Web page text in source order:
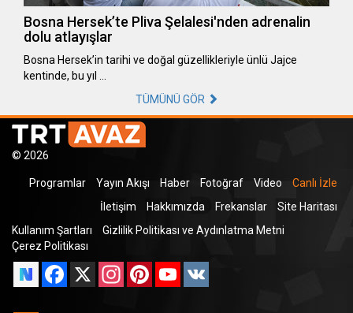
Bosna Hersek’te Pliva Şelalesi'nden adrenalin
dolu atlayışlar
Bosna Hersek’in tarihi ve doğal güzellikleriyle ünlü Jajce
kentinde, bu yıl …
TÜMÜNÜ GÖR
© 2026
Programlar Yayın Akışı Haber Fotoğraf Video
Canlı İzle
İletişim
Hakkımızda Frekanslar
Site Haritası
Kullanım Şartları
Gizlilik Politikası ve Aydınlatma Metni
Çerez Politikası
Facebook
X InstagramPinterestYouTube